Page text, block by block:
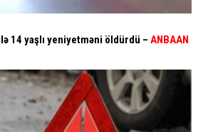
14 yaşlı yeniyetməni öldürdü – ANBAAN